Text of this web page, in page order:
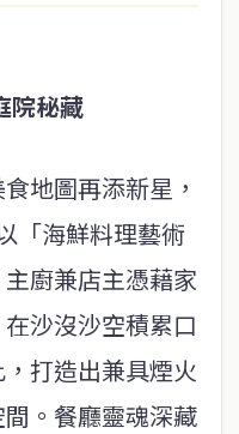
院秘藏​
地圖再添新星，
「海鮮料理藝術
廚兼店主憑藉家
沙沒沙空積累口
打造出兼具煙火
。餐廳靈魂深藏